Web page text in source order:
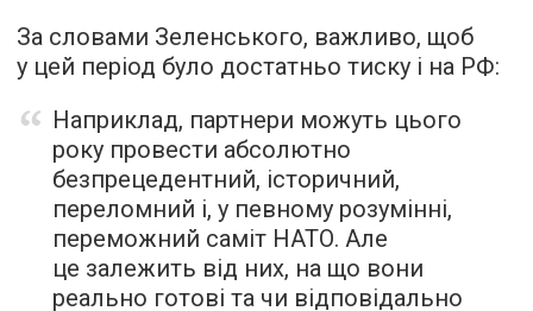
За словами Зеленського, важливо, щоб
у цей період було достатньо тиску і на РФ:
Наприклад, партнери можуть цього
року провести абсолютно
безпрецедентний, історичний,
переломний і, у певному розумінні,
переможний саміт НАТО. Але
це залежить від них, на що вони
реально готові та чи відповідально